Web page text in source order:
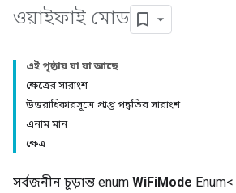
ওয়াইফাই মোড
এই পৃষ্ঠায় যা যা আছে
ক্ষেত্রের সারাংশ
উত্তরাধিকারসূত্রে প্রাপ্ত পদ্ধতির সারাংশ
এনাম মান
ক্ষেত্র
সর্বজনীন চূড়ান্ত enum WiFiMode Enum<